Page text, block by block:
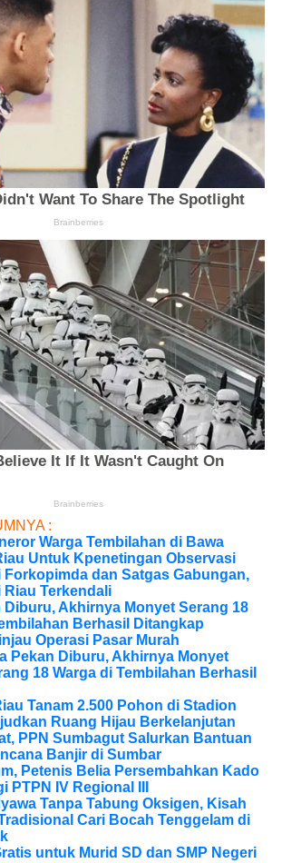
:
Warga Tembilahan di Bawa
Untuk Kpenetingan Observasi
Forkopimda dan Satgas Gabungan,
Riau Terkendali
Diburu, Akhirnya Monyet Serang 18
Berhasil Ditangkap
Operasi Pasar Murah
Pekan Diburu, Akhirnya Monyet
18 Warga di Tembilahan Berhasil
Tanam 2.500 Pohon di Stadion
Ruang Hijau Berkelanjutan
PPN Sumbagut Salurkan Bantuan
Banjir di Sumbar
Petenis Belia Persembahkan Kado
PTPN IV Regional III
Tanpa Tabung Oksigen, Kisah
Cari Bocah Tenggelam di
untuk Murid SD dan SMP Negeri